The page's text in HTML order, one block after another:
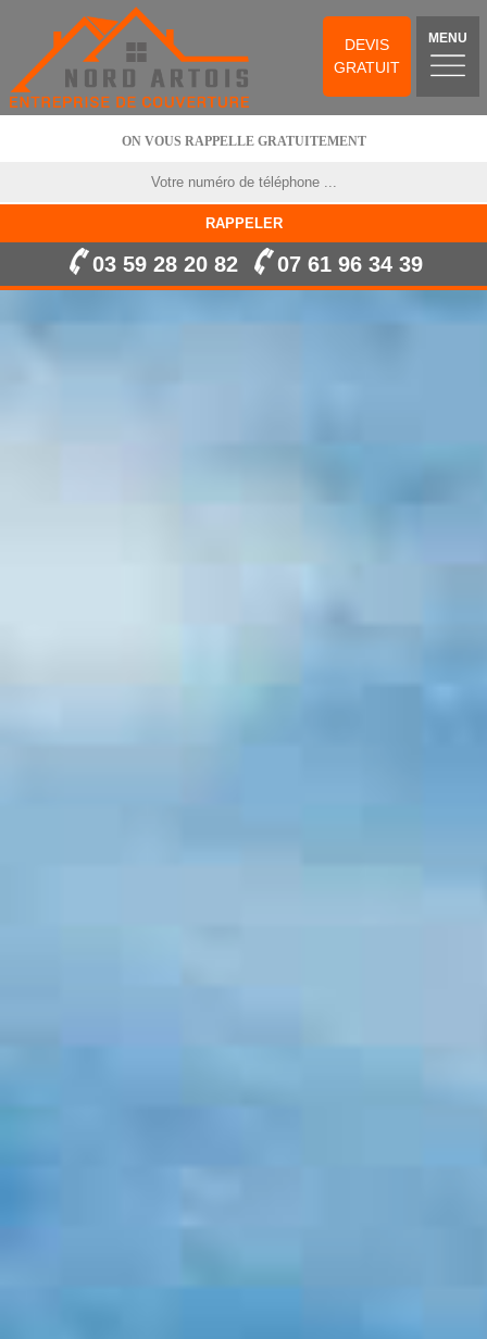
DEVIS
GRATUIT
MENU
ON VOUS RAPPELLE GRATUITEMENT
03 59 28 20 82 07 61 96 34 39